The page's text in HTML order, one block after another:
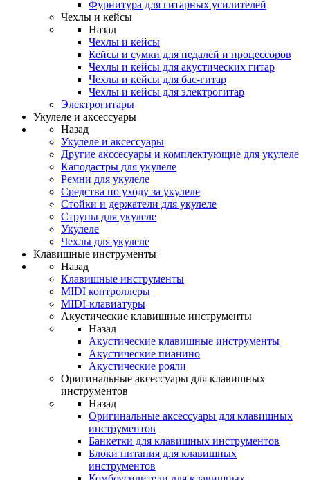
Фурнитура для гитарных усилителей
Чехлы и кейсы
Назад
Чехлы и кейсы
Кейсы и сумки для педалей и процессоров
Чехлы и кейсы для акустических гитар
Чехлы и кейсы для бас-гитар
Чехлы и кейсы для электрогитар
Электрогитары
Укулеле и аксессуары
Назад
Укулеле и аксессуары
Другие акссесуары и комплектующие для укулеле
Каподастры для укулеле
Ремни для укулеле
Средства по уходу за укулеле
Стойки и держатели для укулеле
Струны для укулеле
Укулеле
Чехлы для укулеле
Клавишные инструменты
Назад
Клавишные инструменты
MIDI контроллеры
MIDI-клавиатуры
Акустические клавишные инструменты
Назад
Акустические клавишные инструменты
Акустические пианино
Акустические рояли
Оригинальные аксессуары для клавишных
инструментов
Назад
Оригинальные аксессуары для клавишных
инструментов
Банкетки для клавишных инструментов
Блоки питания для клавишных
инструментов